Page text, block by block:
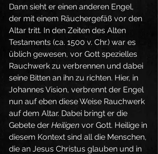
Dann sieht er einen anderen Engel,
der mit einem Räuchergefäß vor den
Altar tritt. In den Zeiten des Alten
Testaments (ca. 1500 v. Chr.) war es
üblich gewesen, vor Gott spezielles
Rauchwerk zu verbrennen und dabei
seine Bitten an ihn zu richten. Hier, in
Johannes Vision, verbrennt der Engel
nun auf eben diese Weise Rauchwerk
auf dem Altar. Dabei bringt er die
Gebete der Heiligen vor Gott. Heilige in
diesem Kontext sind all die Menschen,
die an Jesus Christus glauben und in